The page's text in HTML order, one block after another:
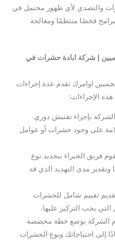
والتصدي لأي ظهور محتمل في
فحصًا منتظمًا ومعالجة
| شركة ابادة حشرات في
اوامرك تقدم عدة إجراءات
الإجراءات:
بإجراء تفتيش دوري
على وجود حشرات أو عوامل
فريق الخبراء بتحديد نوع
مدى التهديد الذي قد
تقييم شامل للحشرات
التي يجب التركيز عليها.
الشركة بوضع خطة مخصصة
إلى احتياجاتك ونوع الحشرات